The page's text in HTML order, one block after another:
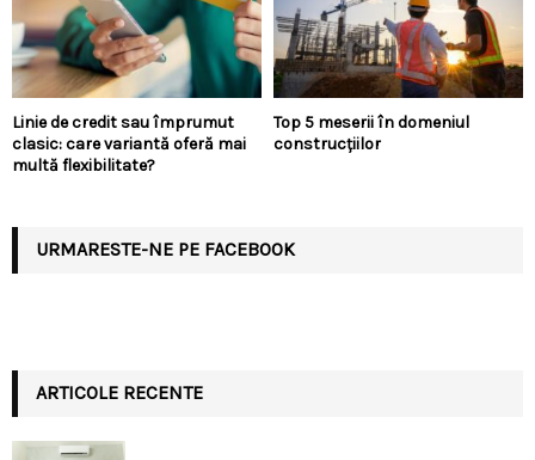
Linie de credit sau împrumut
clasic: care variantă oferă mai
multă flexibilitate?
Top 5 meserii în domeniul
construcțiilor
URMARESTE-NE PE FACEBOOK
ARTICOLE RECENTE